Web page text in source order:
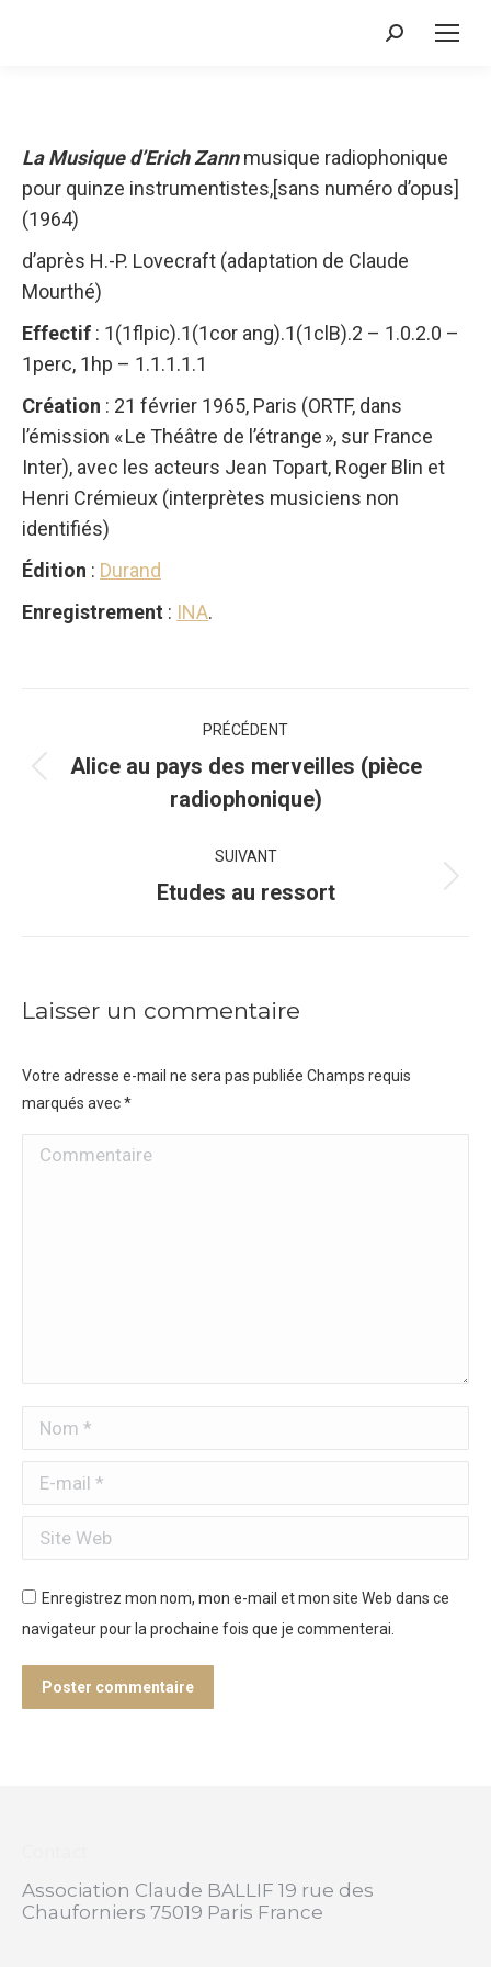
Recherche
La Musique d’Erich Zannmusique radiophonique
pour quinze instrumentistes,[sans numéro d’opus]
(1964)
d’après H.-P. Lovecraft (adaptation de Claude
Mourthé)
Effectif : 1(1flpic).1(1cor ang).1(1clB).2 – 1.0.2.0 –
1perc, 1hp – 1.1.1.1.1
Création : 21 février 1965, Paris (ORTF, dans
l’émission « Le Théâtre de l’étrange », sur France
Inter), avec les acteurs Jean Topart, Roger Blin et
Henri Crémieux (interprètes musiciens non
identifiés)
Édition : Durand
Enregistrement : INA.
de
commentaire
PRÉCÉDENT
Onglet
précédent
Alice au pays des merveilles (pièce
radiophonique)
SUIVANT
Projets
Etudes au ressort
Laisser un commentaire
Votre adresse e-mail ne sera pas publiée Champs requis
marqués avec*
Commentaire
Nom *
E-mail *
Site Web
Enregistrez mon nom, mon e-mail et mon site Web dans ce
navigateur pour la prochaine fois que je commenterai.
Poster commentaire
Association Claude BALLIF 19 rue des
Chauforniers 75019 Paris France